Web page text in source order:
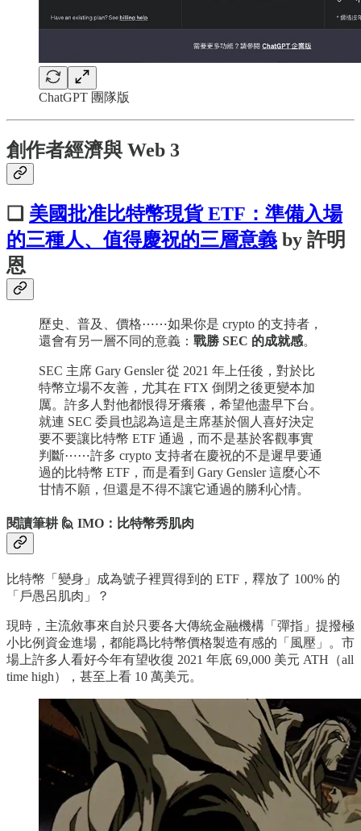
ChatGPT 團隊版
創作者經濟與 Web 3
❏ 美國批准比特幣現貨 ETF：準備入場
的三種人、值得慶祝的三層意義 by 許明
恩
歷史、普及、價格⋯⋯如果你是 crypto 的支持者，
還會有另一層不同的意義： 戰勝 SEC 的成就感。
SEC 主席 Gary Gensler 從 2021 年上任後，對於比
特幣立場不友善，尤其在 FTX 倒閉之後更變本加
厲。許多人對他都恨得牙癢癢，希望他盡早下台。
就連 SEC 委員也認為這是主席基於個人喜好決定
要不要讓比特幣 ETF 通過，而不是基於客觀事實
判斷⋯⋯許多 crypto 支持者在慶祝的不是遲早要通
過的比特幣 ETF，而是看到 Gary Gensler 這麼心不
甘情不願，但還是不得不讓它通過的勝利心情。
閱讀筆耕 🙋 IMO：比特幣秀肌肉
比特幣「變身」成為號子裡買得到的 ETF，釋放了 100% 的
「戶愚呂肌肉」？
現時，主流敘事來自於只要各大傳統金融機構「彈指」提撥極
小比例資金進場，都能爲比特幣價格製造有感的「風壓」。市
場上許多人看好今年有望收復 2021 年底 69,000 美元 ATH（all
time high），甚至上看 10 萬美元。